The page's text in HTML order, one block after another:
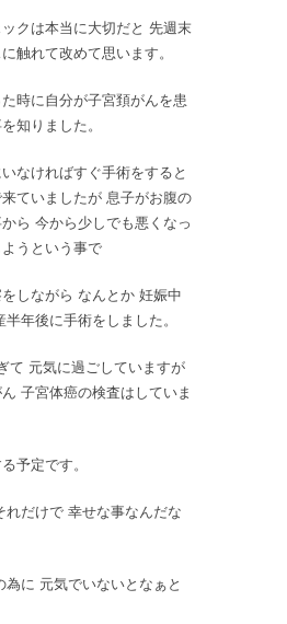
クは本当に大切だと 先週末
触れて改めて思います。
時に自分が子宮頚がんを患
知りました。
なければすぐ手術をすると
ていましたが 息子がお腹の
ら 今から少しでも悪くなっ
うという事で
しながら なんとか 妊娠中
年後に手術をしました。
て 元気に過ごしていますが
子宮体癌の検査はしていま
予定です。
れだけで 幸せな事なんだな
為に 元気でいないとなぁと